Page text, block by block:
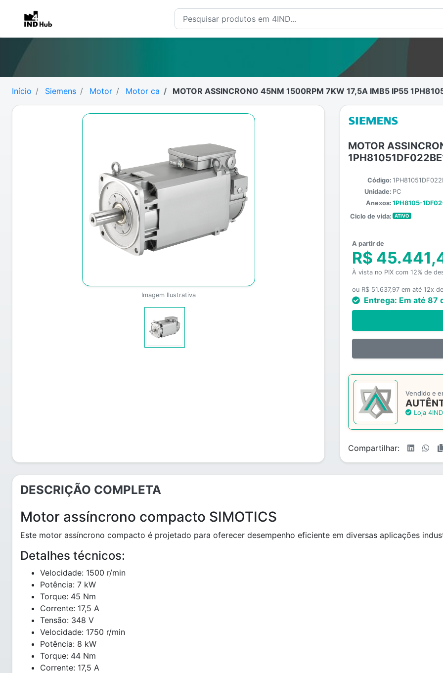
Início Siemens Motor Motor ca MOTOR ASSINCRONO 45NM 1500RPM 7KW 17,5A IMB5 IP55
Imagem Ilustrativa
MOTOR
Código:
Unidade: PC
Anexos: 1PH8105-
Ciclo de vida:
ATIVO
A partir de
R$
À vista no PIX com 12% de
ou R$ 51.637,97 em até 12x
Entrega: Em até 87
Vendido e
Loja
Compartilhar:
DESCRIÇÃO COMPLETA
Motor assíncrono compacto SIMOTICS
Este motor assíncrono compacto é projetado para oferecer desempenho eficiente em diversas aplicações
Detalhes técnicos:
Velocidade: 1500 r/min
Potência: 7 kW
Torque: 45 Nm
Corrente: 17,5 A
Tensão: 348 V
Velocidade: 1750 r/min
Potência: 8 kW
Torque: 44 Nm
Corrente: 17,5 A